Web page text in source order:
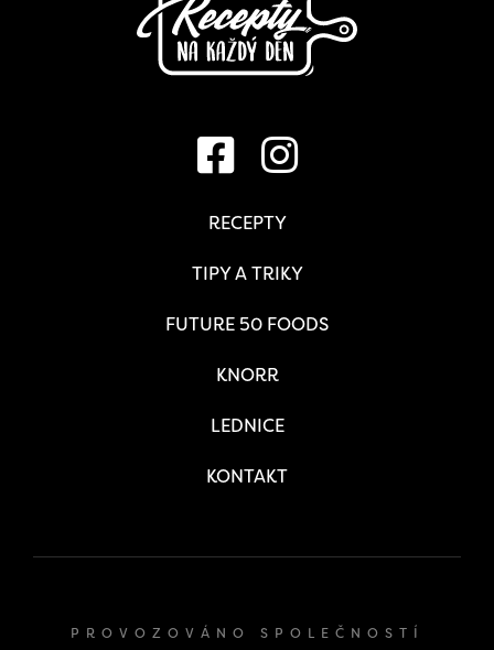
RECEPTY
TIPY A TRIKY
FUTURE 50 FOODS
KNORR
LEDNICE
KONTAKT
PROVOZOVÁNO SPOLEČNOSTÍ